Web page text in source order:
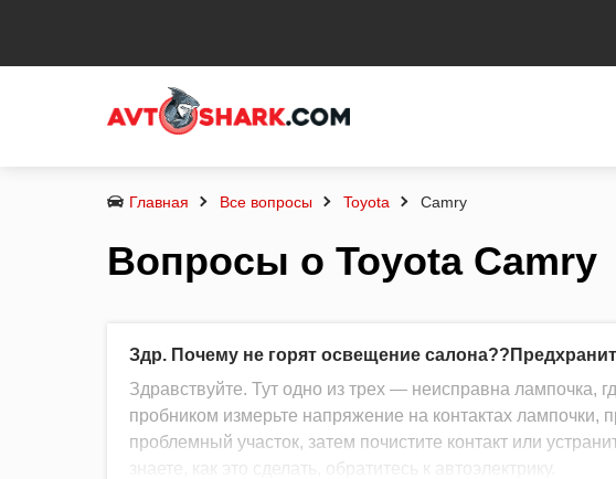
Главная Все вопросы Toyota Camry
Вопросы о Toyota Camry
Здр. Почему не горят освещение
Здравствуйте. Тут одно из трех — неисправна лампочка,
пробником измерьте напряжение на контактах лампочки,
проблемный участок, затем почистите контакт или
знаете, как это сделать, обратитесь к автоэлектрику.